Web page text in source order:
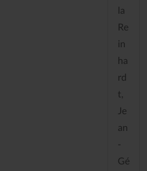
la
Re
in
ha
rd
t,
Je
an
-
Gé